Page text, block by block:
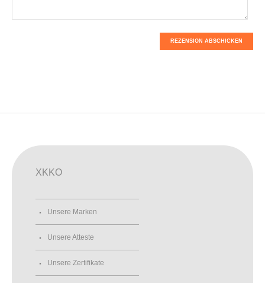
REZENSION ABSCHICKEN
XKKO
Unsere Marken
Unsere Atteste
Unsere Zertifikate